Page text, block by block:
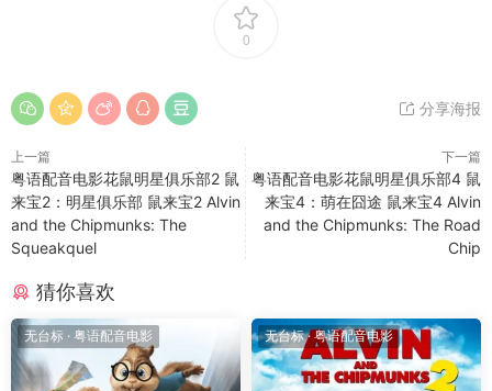
0
分享海报
上一篇
粤语配音电影花鼠明星俱乐部2 鼠
来宝2：明星俱乐部 鼠来宝2 Alvin
and the Chipmunks: The
Squeakquel
下一篇
粤语配音电影花鼠明星俱乐部4 鼠
来宝4：萌在囧途 鼠来宝4 Alvin
and the Chipmunks: The Road
Chip
猜你喜欢
无台标 · 粤语配音电影 无台标·粤语配音电影